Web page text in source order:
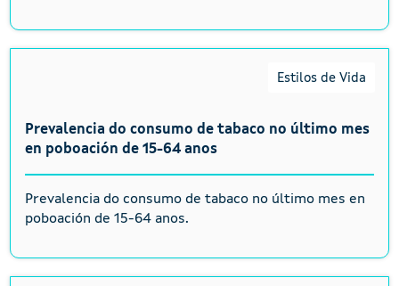
Estilos de Vida
Prevalencia do consumo de tabaco no último mes
en poboación de 15-64 anos
Prevalencia do consumo de tabaco no último mes en
poboación de 15-64 anos.